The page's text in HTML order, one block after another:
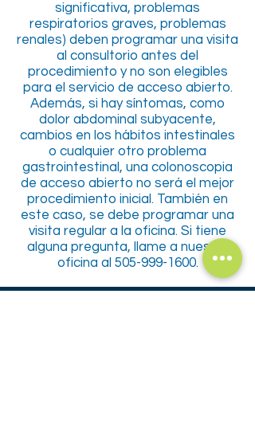
significativa, problemas
respiratorios graves, problemas
renales) deben programar una visita
al consultorio antes del
procedimiento y no son elegibles
para el servicio de acceso abierto.
Además, si hay síntomas, como
dolor abdominal subyacente,
cambios en los hábitos intestinales
o cualquier otro problema
gastrointestinal, una colonoscopia
de acceso abierto no será el mejor
procedimiento inicial. También en
este caso, se debe programar una
visita regular a la oficina. Si tiene
alguna pregunta, llame a nuestra
oficina al 505-999-1600.